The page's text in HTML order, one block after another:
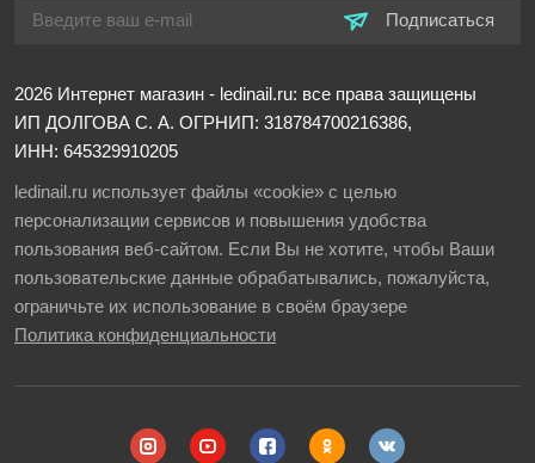
Подписаться
2026 Интернет магазин - ledinail.ru: все права защищены
ИП ДОЛГОВА С. А. ОГРНИП: 318784700216386,
ИНН: 645329910205
ledinail.ru использует файлы «cookie» с целью
персонализации сервисов и повышения удобства
пользования веб-сайтом. Если Вы не хотите, чтобы Ваши
пользовательские данные обрабатывались, пожалуйста,
ограничьте их использование в своём браузере
Политика конфиденциальности